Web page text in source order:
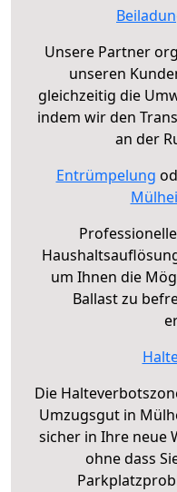
Unsere Partner
unseren
gleichzeitig die
indem wir den
an der
Entrümpelung
um Ihnen die
Ballast zu
Die
Umzugsgut in
sicher in Ihre neue
ohne dass